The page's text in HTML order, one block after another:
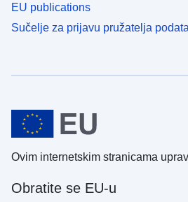
EU publications
Sučelje za prijavu pružatelja
Ovim internetskim stranicama
Obratite se EU-u